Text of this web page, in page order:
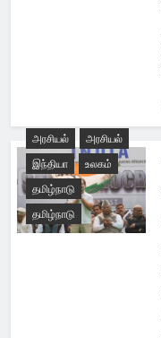
அரசியல்
அரசியல்
இந்தியா
உலகம்
தமிழ்நாடு
தமிழ்நாடு